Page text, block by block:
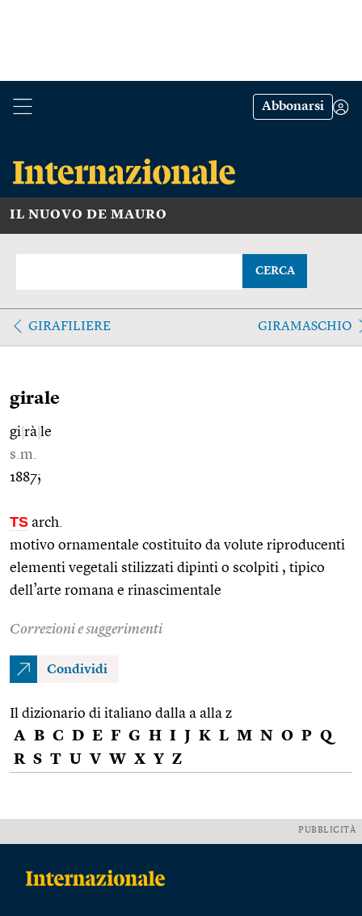
Abbonarsi
IL NUOVO DE MAURO
CERCA
GIRAFILIERE GIRAMASCHIO
girale
gi rà le
s.m.
1887;
TS arch.
motivo ornamentale costituito da volute riproducenti
elementi vegetali stilizzati dipinti o scolpiti , tipico
dell’arte romana e rinascimentale
Correzioni e suggerimenti
Condividi
Il dizionario di italiano dalla a alla z
A B C D E F G H I J K L M N O P Q
R S T U V W X Y Z
PUBBLICITÀ